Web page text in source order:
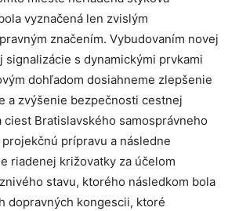
vyznačená len zvislým
značením. Vybudovaním novej
signalizácie s dynamickými prvkami
dohľadom dosiahneme zlepšenie
a zvýšenie bezpečnosti cestnej
ciest Bratislavského samosprávneho
prípravu a následne
riadenej križovatky za účelom
stavu, ktorého následkom bola
dopravných kongescii, ktoré